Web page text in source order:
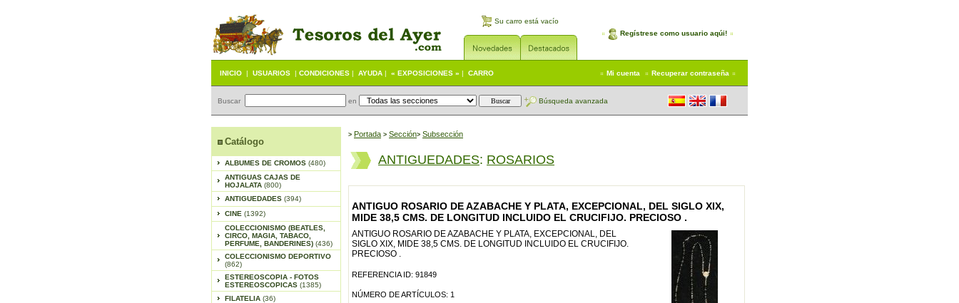
Su carro está vacío
Regístrese como usuario aqúi!
INICIO | USUARIOS | CONDICIONES | AYUDA | « EXPOSICIONES » | CARRO Mi cuenta Recuperar contraseña
Buscar en Búsqueda avanzada
Catálogo
ALBUMES DE CROMOS (480)
ANTIGUAS CAJAS DE
HOJALATA (800)
ANTIGUEDADES (394)
CINE (1392)
COLECCIONISMO (BEATLES,
CIRCO, MAGIA, TABACO,
PERFUME, BANDERINES) (436)
COLECCIONISMO DEPORTIVO
(862)
ESTEREOSCOPIA - FOTOS
ESTEREOSCOPICAS (1385)
FILATELIA (36)
> Portada > Sección> Subsección
ANTIGUEDADES: ROSARIOS
ANTIGUO ROSARIO DE AZABACHE Y PLATA, EXCEPCIONAL, DEL SIGLO XIX,
MIDE 38,5 CMS. DE LONGITUD INCLUIDO EL CRUCIFIJO. PRECIOSO .
ANTIGUO ROSARIO DE AZABACHE Y PLATA, EXCEPCIONAL, DEL
SIGLO XIX, MIDE 38,5 CMS. DE LONGITUD INCLUIDO EL CRUCIFIJO.
PRECIOSO .
REFERENCIA ID: 91849
NÚMERO DE ARTÍCULOS: 1